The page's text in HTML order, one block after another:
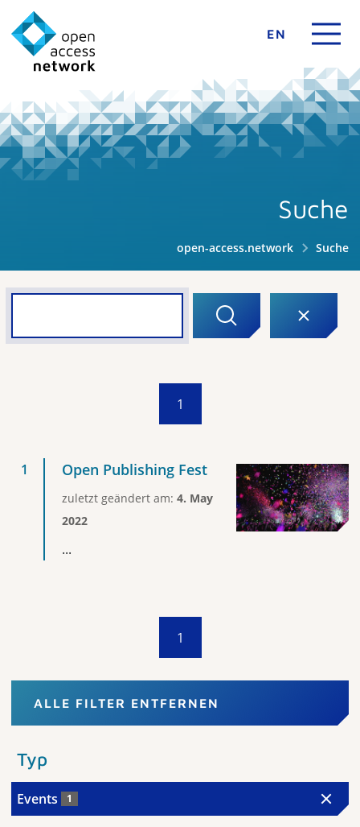
EN
Suche
open-access.network Suche
1
Open Publishing Fest
zuletzt geändert am: 4. May
2022
...
1
ALLE FILTER ENTFERNEN
Typ
Events 1